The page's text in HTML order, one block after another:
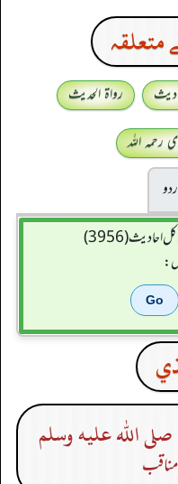
رواۃ الحدیث
رحمہ اللہ
(3956)
الله عليه وسلم